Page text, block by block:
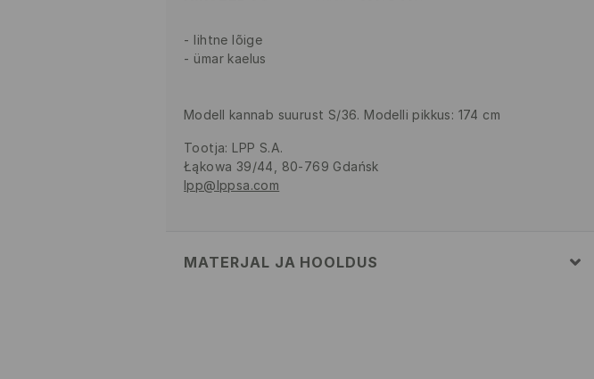
lihtne lõige
ümar kaelus
Modell kannab suurust S/36. Modelli pikkus: 174 cm
Tootja: LPP S.A.
Łąkowa 39/44, 80-769 Gdańsk
lpp@lppsa.com
MATERJAL JA HOOLDUS